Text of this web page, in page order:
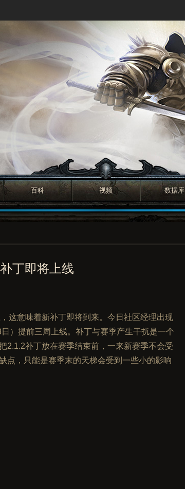
百科 视频 数据库
丁即将上线
这意味着新补丁即将到来。今日社区经理出现
）提前三周上线。补丁与赛季产生干扰是一个
2.1.2补丁放在赛季结束前，一来新赛季不会受
点，只能是赛季末的天梯会受到一些小的影响